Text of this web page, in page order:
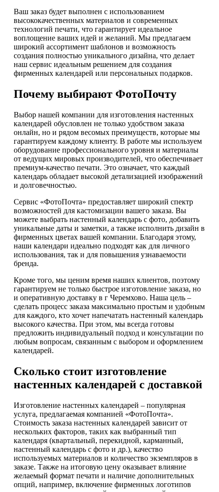
Ваш заказ будет выполнен с использованием
высококачественных материалов и современных
технологий печати, что гарантирует идеальное
воплощение ваших идей и желаний. Мы предлагаем
широкий ассортимент шаблонов и возможность
создания полностью уникального дизайна, что делает
наш сервис идеальным решением для создания
фирменных календарей или персональных подарков.
Почему выбирают ФотоПочту
Выбор нашей компании для изготовления настенных
календарей обусловлен не только удобством заказа
онлайн, но и рядом весомых преимуществ, которые мы
гарантируем каждому клиенту. В работе мы используем
оборудование профессионального уровня и материалы
от ведущих мировых производителей, что обеспечивает
премиум-качество печати. Это означает, что каждый
календарь обладает высокой детализацией изображений
и долговечностью.
Сервис «ФотоПочта» предоставляет широкий спектр
возможностей для кастомизации вашего заказа. Вы
можете выбрать настенный календарь с фото, добавить
уникальные даты и заметки, а также исполнить дизайн в
фирменных цветах вашей компании. Благодаря этому,
наши календари идеально подходят как для личного
использования, так и для повышения узнаваемости
бренда.
Кроме того, мы ценим время наших клиентов, поэтому
гарантируем не только быстрое изготовление заказа, но
и оперативную доставку в г Черемхово. Наша цель –
сделать процесс заказа максимально простым и удобным
для каждого, кто хочет напечатать настенный календарь
высокого качества. При этом, мы всегда готовы
предложить индивидуальный подход и консультации по
любым вопросам, связанным с выбором и оформлением
календарей.
Сколько стоит изготовление
настенных календарей с доставкой
Изготовление настенных календарей – популярная
услуга, предлагаемая компанией «ФотоПочта».
Стоимость заказа настенных календарей зависит от
нескольких факторов, таких как выбранный тип
календаря (квартальный, перекидной, карманный,
настенный календарь с фото и др.), качество
используемых материалов и количество экземпляров в
заказе. Также на итоговую цену оказывает влияние
желаемый формат печати и наличие дополнительных
опций, например, включение фирменных логотипов